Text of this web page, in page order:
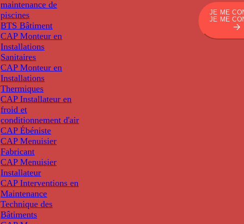
maintenance de
piscines
BTS Bâtiment
CAP Monteur en
Installations
Sanitaires
CAP Monteur en
Installations
Thermiques
CAP Installateur en
froid et
conditionnement d'air
CAP Ébéniste
CAP Menuisier
Fabricant
CAP Menuisier
Installateur
CAP Interventions en
Maintenance
Technique des
Bâtiments
JE ME
JE ME